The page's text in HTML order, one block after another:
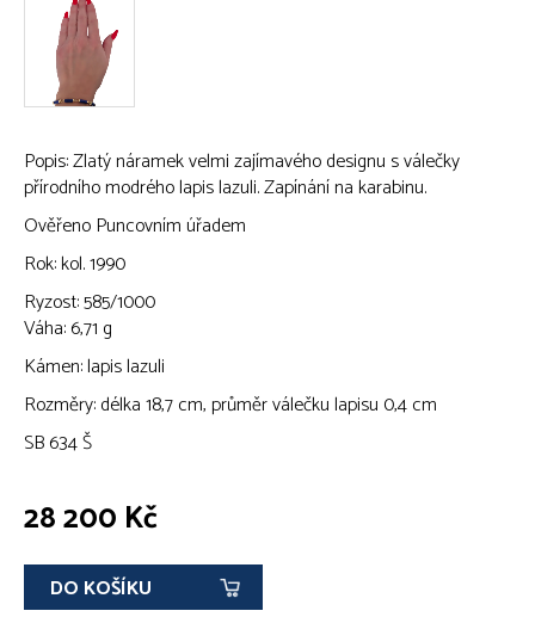
Popis: Zlatý náramek velmi zajímavého designu s válečky
přírodního modrého lapis lazuli. Zapínání na karabinu.
Ověřeno Puncovním úřadem
Rok: kol. 1990
Ryzost: 585/1000
Váha: 6,71 g
Kámen: lapis lazuli
Rozměry: délka 18,7 cm, průměr válečku lapisu 0,4 cm
SB 634 Š
28 200 Kč
DO KOŠÍKU